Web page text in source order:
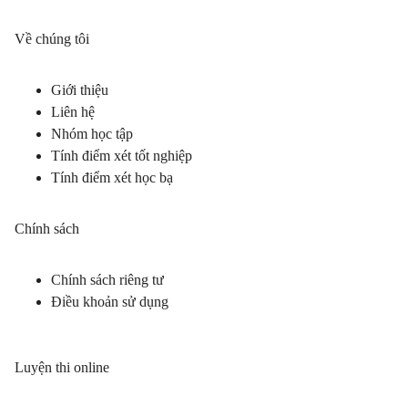
Về chúng tôi
Giới thiệu
Liên hệ
Nhóm học tập
Tính điểm xét tốt nghiệp
Tính điểm xét học bạ
Chính sách
Chính sách riêng tư
Điều khoản sử dụng
Luyện thi online